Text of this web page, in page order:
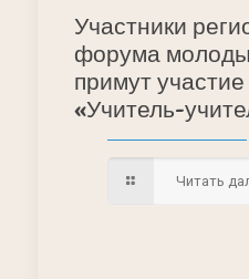
Участники
форума
примут
«Учитель-
Читать